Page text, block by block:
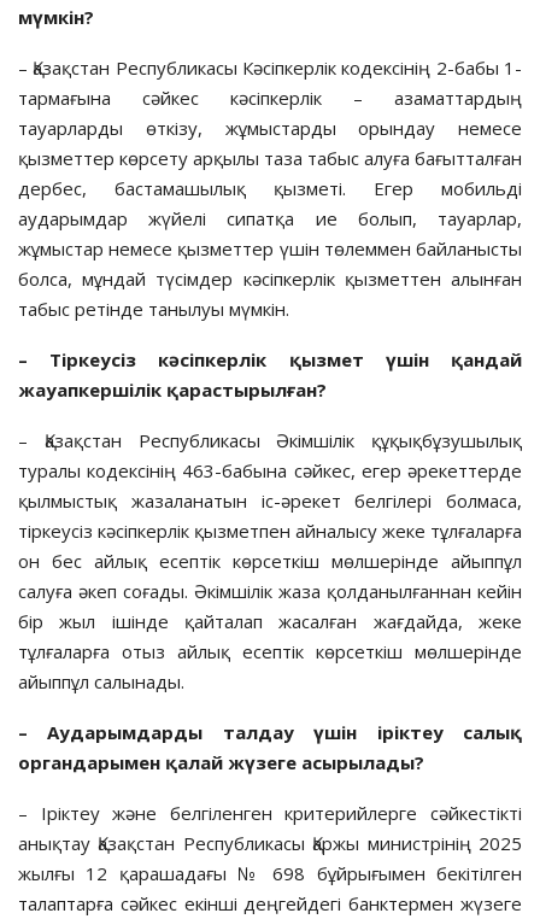
мүмкін?
– Қазақстан Республикасы Кәсіпкерлік кодексінің 2-бабы 1-
тармағына сәйкес кәсіпкерлік – азаматтардың
тауарларды өткізу, жұмыстарды орындау немесе
қызметтер көрсету арқылы таза табыс алуға бағытталған
дербес, бастамашылық қызметі. Егер мобильді
аударымдар жүйелі сипатқа ие болып, тауарлар,
жұмыстар немесе қызметтер үшін төлеммен байланысты
болса, мұндай түсімдер кәсіпкерлік қызметтен алынған
табыс ретінде танылуы мүмкін.
– Тіркеусіз кәсіпкерлік қызмет үшін қандай
жауапкершілік қарастырылған?
– Қазақстан Республикасы Әкімшілік құқықбұзушылық
туралы кодексінің 463-бабына сәйкес, егер әрекеттерде
қылмыстық жазаланатын іс-әрекет белгілері болмаса,
тіркеусіз кәсіпкерлік қызметпен айналысу жеке тұлғаларға
он бес айлық есептік көрсеткіш мөлшерінде айыппұл
салуға әкеп соғады. Әкімшілік жаза қолданылғаннан кейін
бір жыл ішінде қайталап жасалған жағдайда, жеке
тұлғаларға отыз айлық есептік көрсеткіш мөлшерінде
айыппұл салынады.
– Аударымдарды талдау үшін іріктеу салық
органдарымен қалай жүзеге асырылады?
– Іріктеу және белгіленген критерийлерге сәйкестікті
анықтау Қазақстан Республикасы Қаржы министрінің 2025
жылғы 12 қарашадағы № 698 бұйрығымен бекітілген
талаптарға сәйкес екінші деңгейдегі банктермен жүзеге